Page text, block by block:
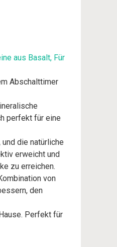
aus Basalt, Für
Abschalttimer
perfekt für eine
die natürliche
erweicht und
zu erreichen.
von
den
Perfekt für